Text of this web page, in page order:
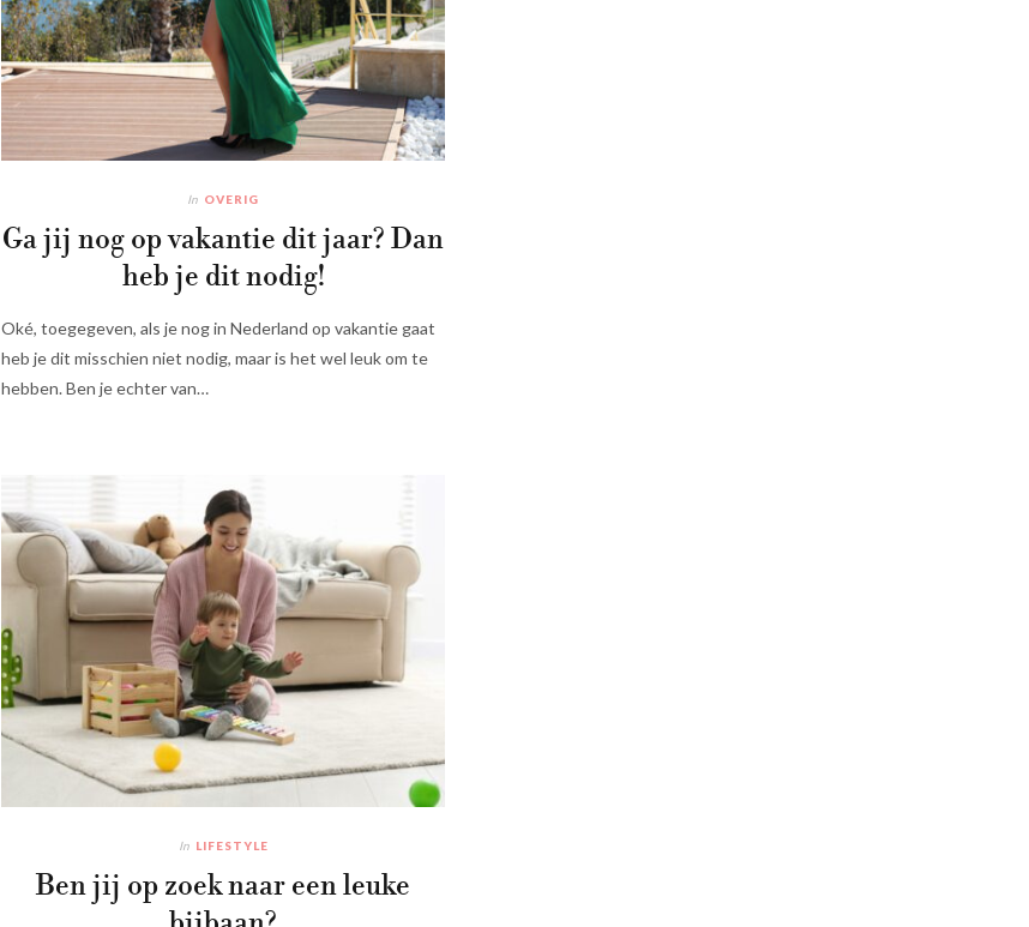
In OVERIG
Ga jij nog op vakantie dit jaar? Dan
heb je dit nodig!
Oké, toegegeven, als je nog in Nederland op vakantie gaat
heb je dit misschien niet nodig, maar is het wel leuk om te
hebben. Ben je echter van…
In LIFESTYLE
Ben jij op zoek naar een leuke